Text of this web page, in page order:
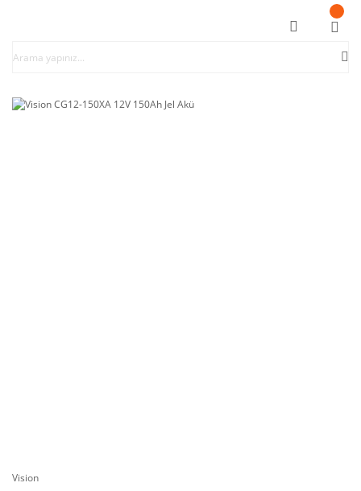
Vision